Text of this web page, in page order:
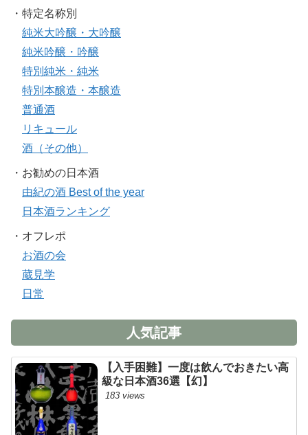
・特定名称別
純米大吟醸・大吟醸
純米吟醸・吟醸
特別純米・純米
特別本醸造・本醸造
普通酒
リキュール
酒（その他）
・お勧めの日本酒
由紀の酒 Best of the year
日本酒ランキング
・オフレポ
お酒の会
蔵見学
日常
人気記事
【入手困難】一度は飲んでおきたい高
級な日本酒36選【幻】
183 views